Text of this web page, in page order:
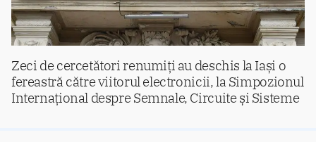
Zeci de cercetători renumiți au deschis la Iași o
fereastră către viitorul electronicii, la Simpozionul
Internațional despre Semnale, Circuite și Sisteme